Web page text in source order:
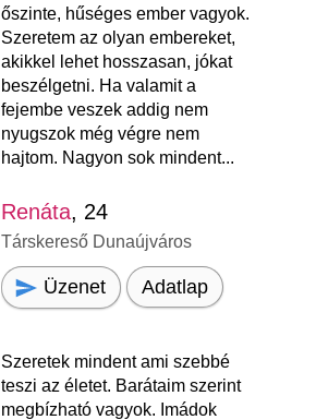
őszinte, hűséges ember vagyok.
Szeretem az olyan embereket,
akikkel lehet hosszasan, jókat
beszélgetni. Ha valamit a
fejembe veszek addig nem
nyugszok még végre nem
hajtom. Nagyon sok mindent...
Renáta, 24
Társkereső Dunaújváros
Üzenet Adatlap
Szeretek mindent ami szebbé
teszi az életet. Barátaim szerint
megbízható vagyok. Imádok